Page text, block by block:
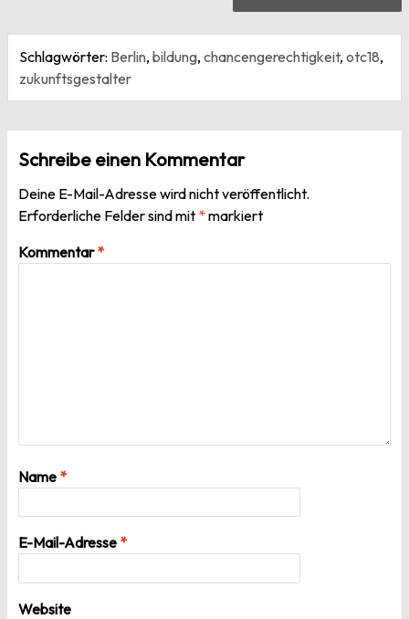
Schlagwörter: Berlin, bildung, chancengerechtigkeit, otc18,
zukunftsgestalter
Schreibe einen Kommentar
Deine E-Mail-Adresse wird nicht veröffentlicht.
Erforderliche Felder sind mit *markiert
Kommentar*
Name *
E-Mail-Adresse *
Website